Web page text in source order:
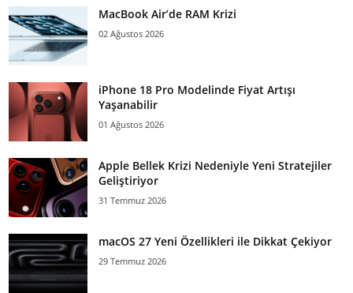
MacBook Air’de RAM Krizi
02 Ağustos 2026
iPhone 18 Pro Modelinde Fiyat Artışı
Yaşanabilir
01 Ağustos 2026
Apple Bellek Krizi Nedeniyle Yeni Stratejiler
Geliştiriyor
31 Temmuz 2026
macOS 27 Yeni Özellikleri ile Dikkat Çekiyor
29 Temmuz 2026